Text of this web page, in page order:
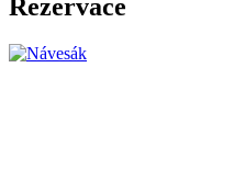
Rezervace